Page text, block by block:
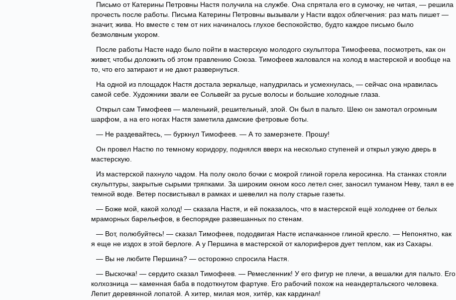
Письмо от Катерины Петровны Настя получила на службе. Она спрятала его в сумочку, не читая, — решила
прочесть после работы. Письма Катерины Петровны вызывали у Насти вздох облегчения: раз мать пишет —
значит, жива. Но вместе с тем от них начиналось глухое беспокойство, будто каждое письмо было
безмолвным укором.
После работы Насте надо было пойти в мастерскую молодого скульптора Тимофеева, посмотреть, как он
живет, чтобы доложить об этом правлению Союза. Тимофеев жаловался на холод в мастерской и вообще на
то, что его затирают и не дают развернуться.
На одной из площадок Настя достала зеркальце, напудрилась и усмехнулась, — сейчас она нравилась
самой себе. Художники звали ее Сольвейг за русые волосы и большие холодные глаза.
Открыл сам Тимофеев — маленький, решительный, злой. Он был в пальто. Шею он замотал огромным
шарфом, а на его ногах Настя заметила дамские фетровые боты.
— Не раздевайтесь, — буркнул Тимофеев. — А то замерзнете. Прошу!
Он провел Настю по темному коридору, поднялся вверх на несколько ступеней и открыл узкую дверь в
мастерскую.
Из мастерской пахнуло чадом. На полу около бочки с мокрой глиной горела керосинка. На станках стояли
скульптуры, закрытые сырыми тряпками. За широким окном косо летел снег, заносил туманом Неву, таял в ее
темной воде. Ветер посвистывал в рамках и шевелил на полу старые газеты.
— Боже мой, какой холод! — сказала Настя, и ей показалось, что в мастерской ещё холоднее от белых
мраморных барельефов, в беспорядке развешанных по стенам.
— Вот, полюбуйтесь! — сказал Тимофеев, пододвигая Насте испачканное глиной кресло. — Непонятно, как
я еще не издох в этой берлоге. А у Першина в мастерской от калориферов дует теплом, как из Сахары.
— Вы не любите Першина? — осторожно спросила Настя.
— Выскочка! — сердито сказал Тимофеев. — Ремесленник! У его фигур не плечи, а вешалки для пальто. Его
колхозница — каменная баба в подоткнутом фартуке. Его рабочий похож на неандертальского человека.
Лепит деревянной лопатой. А хитер, милая моя, хитёр, как кардинал!